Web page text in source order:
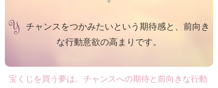
チャンスをつかみたいという期待感と、前向き
な行動意欲の高まりです。
宝くじを買う夢は、チャンスへの期待と前向きな行動